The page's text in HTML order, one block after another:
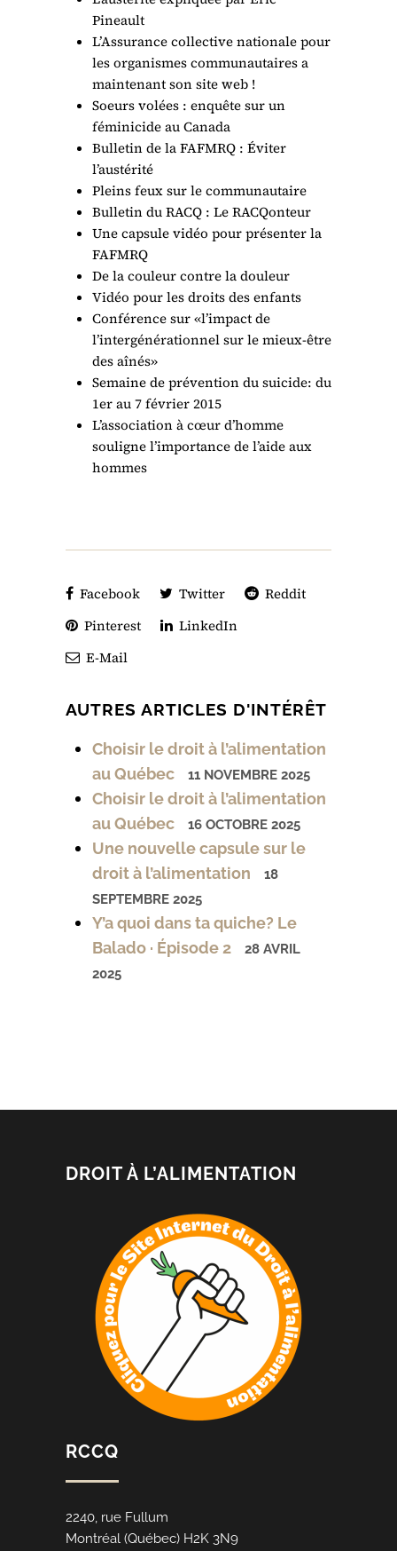
Pineault
L’Assurance collective nationale pour
les organismes communautaires a
maintenant son site web !
Soeurs volées : enquête sur un
féminicide au Canada
Bulletin de la FAFMRQ : Éviter
l’austérité
Pleins feux sur le communautaire
Bulletin du RACQ : Le RACQonteur
Une capsule vidéo pour présenter la
FAFMRQ
De la couleur contre la douleur
Vidéo pour les droits des enfants
Conférence sur «l’impact de
l’intergénérationnel sur le mieux-être
des aînés»
Semaine de prévention du suicide: du
1er au 7 février 2015
L’association à cœur d’homme
souligne l’importance de l’aide aux
hommes
Facebook Twitter
Reddit
Pinterest
LinkedIn
E-Mail
AUTRES ARTICLES D'INTÉRÊT
Choisir le droit à l’alimentation
au Québec
11 NOVEMBRE 2025
Choisir le droit à l’alimentation
au Québec
16 OCTOBRE 2025
Une nouvelle capsule sur le
droit à l’alimentation
18
SEPTEMBRE 2025
Y’a quoi dans ta quiche? Le
Balado · Épisode 2
28 AVRIL
2025
DROIT À L’ALIMENTATION
RCCQ
2240, rue Fullum
Montréal (Québec) H2K 3N9